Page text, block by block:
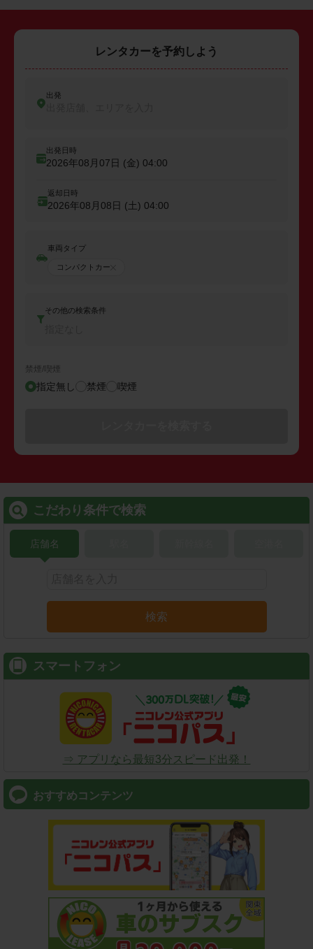
レンタカーを予約しよう
出発
出発日時
2026年08月07日 (金) 04:00
返却日時
2026年08月08日 (土) 04:00
車両タイプ
コンパクトカー
その他の検索条件
禁煙/喫煙
指定無し 禁煙 喫煙
こだわり条件で検索
店舗名
検索
スマートフォン
⇒ アプリなら最短3分スピード出発！
おすすめコンテンツ